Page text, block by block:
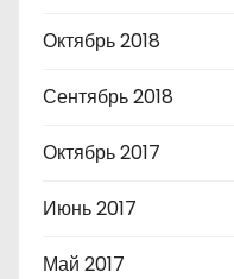
Октябрь 2018
Сентябрь 2018
Октябрь 2017
Июнь 2017
Май 2017